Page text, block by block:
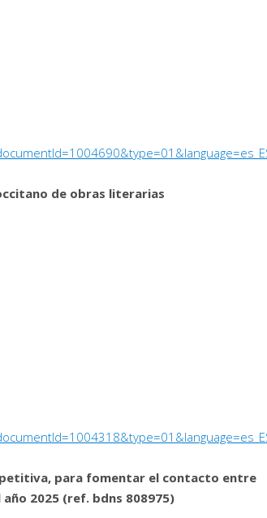
de obras literarias
para fomentar el contacto entre
2025 (ref. bdns 808975)